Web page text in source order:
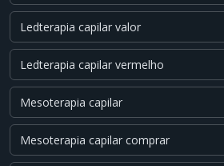
Ledterapia capilar valor
Ledterapia capilar vermelho
Mesoterapia capilar
Mesoterapia capilar comprar